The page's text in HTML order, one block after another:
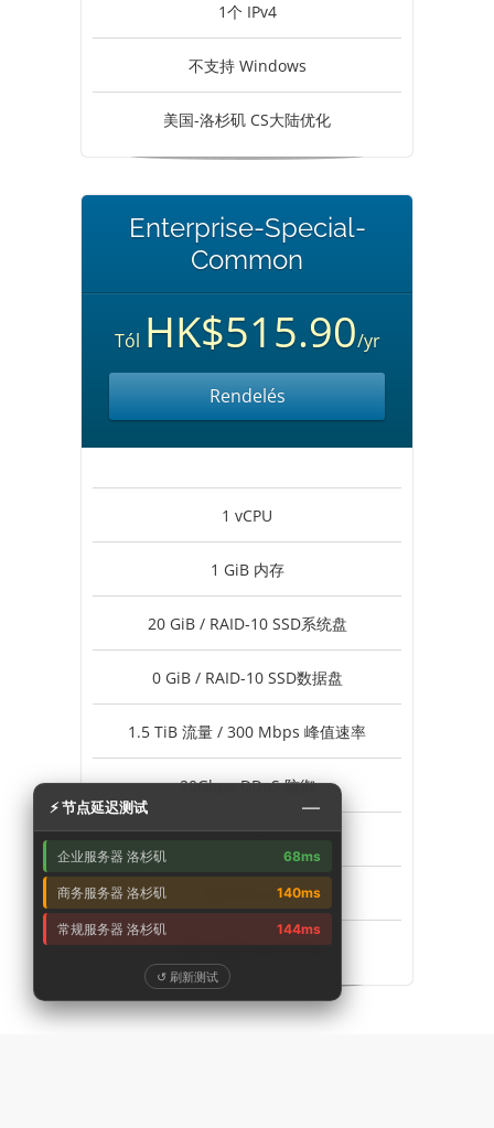
1个 IPv4
不支持 Windows
美国-洛杉矶 CS大陆优化
Enterprise-Special-
Common
Tól HK$515.90/yr
Rendelés
1 vCPU
1 GiB 内存
20 GiB / RAID-10 SSD系统盘
0 GiB / RAID-10 SSD数据盘
1.5 TiB 流量 / 300 Mbps 峰值速率
20Gbps DDoS 防御
不支持 Windows
美国-洛杉矶 企业专线
⚡ 节点延迟测试 —
企业服务器 洛杉矶 68ms
商务服务器 洛杉矶 140ms
常规服务器 洛杉矶 144ms
↺ 刷新测试